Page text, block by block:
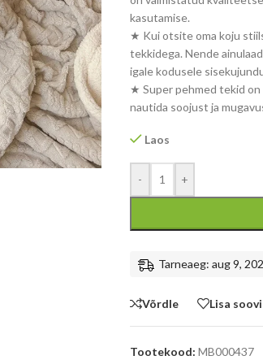
kasutamise.
★ Kui otsite oma koju
tekkidega. Nende
igale kodusele
★ Super pehmed tekid
nautida soojust ja
Laos
- +
Tarneaeg: aug 9,
Võrdle Lisa
Tootekood: MB000437